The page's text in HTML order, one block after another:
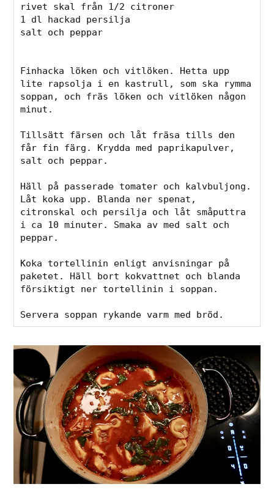
rivet skal från 1/2 citroner
1 dl hackad persilja
salt och peppar
Finhacka löken och vitlöken. Hetta upp
lite rapsolja i en kastrull, som ska rymma
soppan, och fräs löken och vitlöken någon
minut.
Tillsätt färsen och låt fräsa tills den
får fin färg. Krydda med paprikapulver,
salt och peppar.
Häll på passerade tomater och kalvbuljong.
Låt koka upp. Blanda ner spenat,
citronskal och persilja och låt småputtra
i ca 10 minuter. Smaka av med salt och
peppar.
Koka tortellinin enligt anvisningar på
paketet. Häll bort kokvattnet och blanda
försiktigt ner tortellinin i soppan.
Servera soppan rykande varm med bröd.